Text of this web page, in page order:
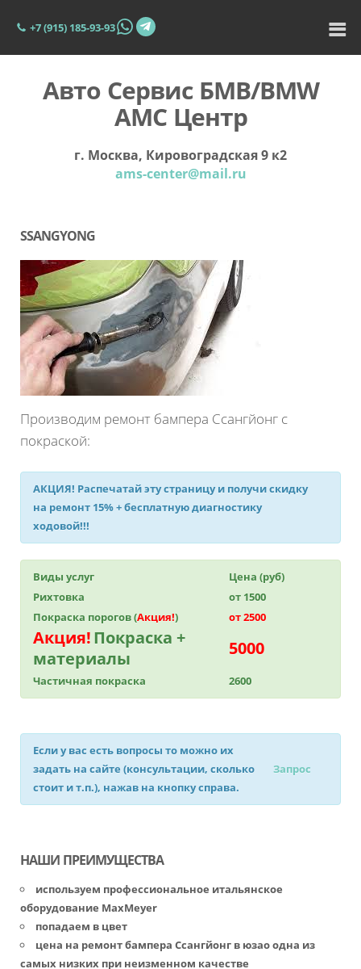
+7 (915) 185-93-93
Авто Сервис БМВ/BMW
АМС Центр
г. Москва, Кировоградская 9 к2
ams-center@mail.ru
SSANGYONG
Производим ремонт бампера Ссангйонг с
покраской:
АКЦИЯ! Распечатай эту страницу и получискидку
на ремонт 15%+ бесплатную диагностику
ходовой!!!
Виды услуг
Цена (руб)
Рихтовка
от 1500
Покраска порогов (Акция!) от 2500
Акция!Покраска +
материалы
5000
Частичная покраска 2600
Если у вас есть вопросы то можно их
задать на сайте (консультации, сколько
стоит и т.п.), нажав на кнопку справа.
Запрос
НАШИ ПРЕИМУЩЕСТВА
используем профессиональное итальянское
оборудование MaxMeyer
попадаем в цвет
цена на ремонт бампера Ссангйонг в юзао одна из
самых низких при неизменном качестве